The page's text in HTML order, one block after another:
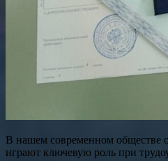
В нашем современном обществе
играют ключевую роль при